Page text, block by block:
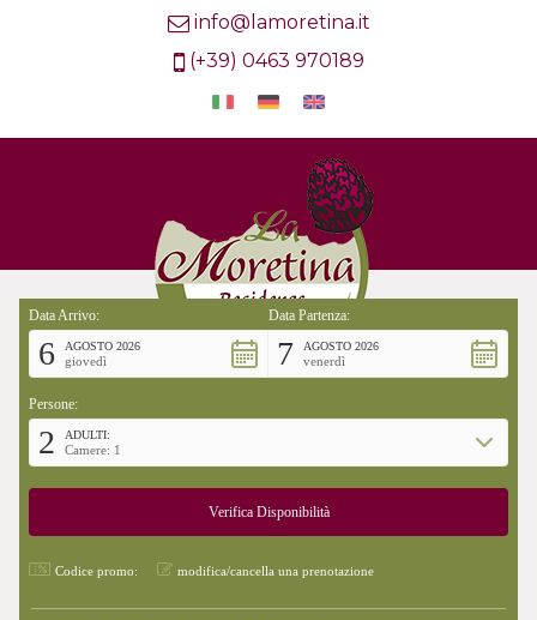
info@lamoretina.it
(+39) 0463 970189
Data Arrivo:
6 AGOSTO 2026
giovedì
Data Partenza:
7 AGOSTO 2026
venerdì
Persone:
2 ADULTI:
Camere: 1
Codice promo: modifica/cancella una prenotazione